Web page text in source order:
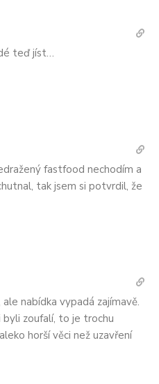
teď jíst…
fastfood nechodím a
tak jsem si potvrdil, že
nabídka vypadá zajímavě.
zoufalí, to je trochu
horší věci než uzavření